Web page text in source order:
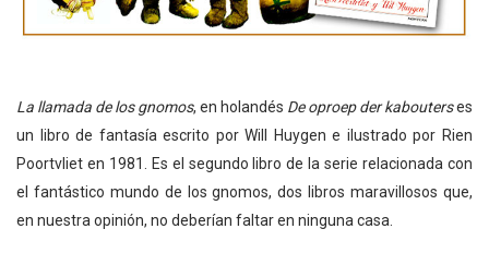
La llamada de los gnomos, en holandés De oproep der kabouterses
un libro de fantasía escrito por Will Huygen e ilustrado por Rien
Poortvliet en 1981. Es el segundo libro de la serie relacionada con
el fantástico mundo de los gnomos, dos libros maravillosos que,
en nuestra opinión, no deberían faltar en ninguna casa.